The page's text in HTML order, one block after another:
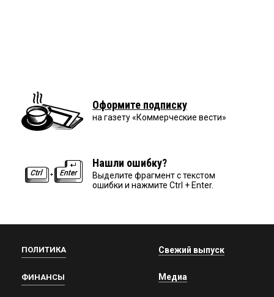
Оформите подписку
на газету «Коммерческие вести»
Нашли ошибку?
Выделите фрагмент с текстом
ошибки и нажмите Ctrl + Enter.
ПОЛИТИКА
ФИНАНСЫ
Свежий выпуск
Медиа